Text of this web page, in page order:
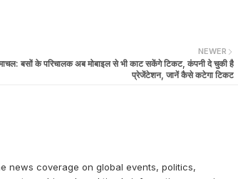
NEWER
बसों के परिचालक अब मोबाइल से भी काट सकेंगे टिकट, कंपनी दे चुकी है
प्रेजेंटेशन, जानें कैसे कटेगा टिकट
news coverage on global events, politics,